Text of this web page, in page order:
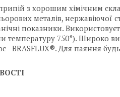
з хорошим хімічним
металів, нержавіючої
показники.
температуру 750°). Широко
Для паяння будь-